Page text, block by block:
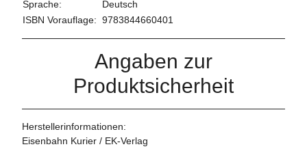
Sprache:
Deutsch
ISBN Vorauflage: 9783844660401
Angaben zur
Produktsicherheit
Herstellerinformationen:
Eisenbahn Kurier / EK-Verlag